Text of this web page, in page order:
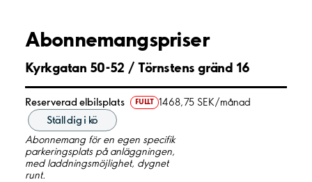
Abonnemangspriser
Kyrkgatan 50-52 / Törnstens gränd 16
Reserverad elbilsplats FULLT 1468,75 SEK/månad
Ställ dig i kö
Abonnemang för en egen specifik
parkeringsplats på anläggningen,
med laddningsmöjlighet, dygnet
runt.